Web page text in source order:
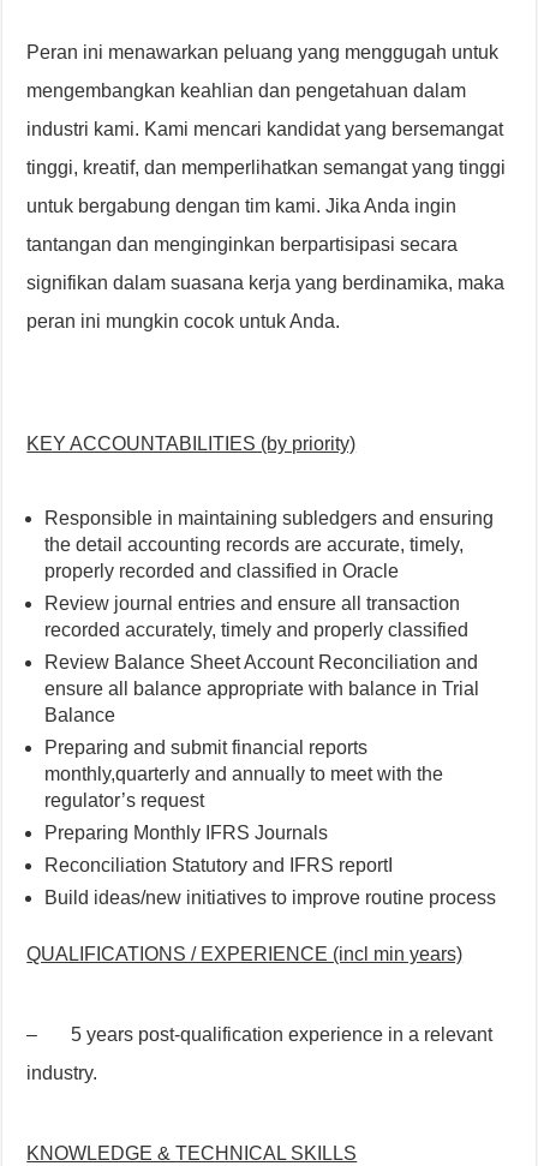
Peran ini menawarkan peluang yang menggugah untuk
mengembangkan keahlian dan pengetahuan dalam
industri kami. Kami mencari kandidat yang bersemangat
tinggi, kreatif, dan memperlihatkan semangat yang tinggi
untuk bergabung dengan tim kami. Jika Anda ingin
tantangan dan menginginkan berpartisipasi secara
signifikan dalam suasana kerja yang berdinamika, maka
peran ini mungkin cocok untuk Anda.
KEY ACCOUNTABILITIES (by priority)
Responsible in maintaining subledgers and ensuring
the detail accounting records are accurate, timely,
properly recorded and classified in Oracle
Review journal entries and ensure all transaction
recorded accurately, timely and properly classified
Review Balance Sheet Account Reconciliation and
ensure all balance appropriate with balance in Trial
Balance
Preparing and submit financial reports
monthly,quarterly and annually to meet with the
regulator’s request
Preparing Monthly IFRS Journals
Reconciliation Statutory and IFRS reportI
Build ideas/new initiatives to improve routine process
QUALIFICATIONS / EXPERIENCE (incl min years)
– 5 years post-qualification experience in a relevant
industry.
KNOWLEDGE & TECHNICAL SKILLS